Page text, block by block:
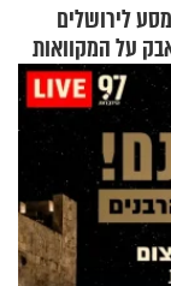
לירושלים
על המקוואות